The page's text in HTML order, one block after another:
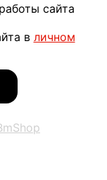
сайта
в личном